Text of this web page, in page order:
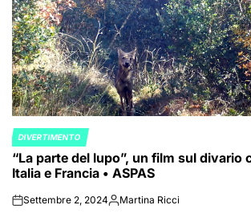
POSTED
IN
DIVERTIMENTO
“La parte del lupo”, un film sul divario
Italia e Francia • ASPAS
onSettembre 2, 2024PostedMartina Ricci